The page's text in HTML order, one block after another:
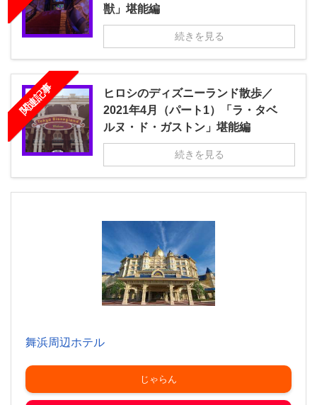
獣」堪能編
続きを見る
関連記事
ヒロシのディズニーランド散歩／
2021年4月（パート1）「ラ・タベ
ルヌ・ド・ガストン」堪能編
続きを見る
舞浜周辺ホテル
じゃらん